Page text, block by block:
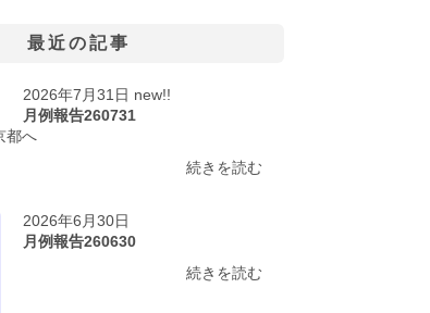
最近の記事
2026年7月31日 new!!
月例報告260731
都へ
続きを読む
2026年6月30日
月例報告260630
続きを読む